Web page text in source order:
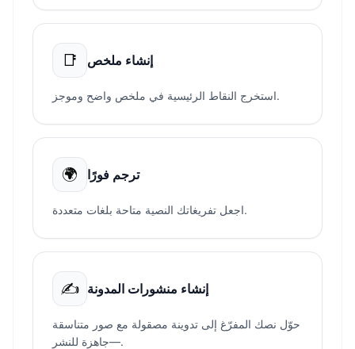
📑 إنشاء ملخص
استخرج النقاط الرئيسية في ملخص واضح وموجز.
🌍 ترجم فورًا
اجعل تفريغاتك النصية متاحة بلغات متعددة.
✍️ إنشاء منشورات المدونة
حوّل نصك المفرّغ إلى تدوينة مصقولة مع صور متناسقة
—جاهزة للنشر.